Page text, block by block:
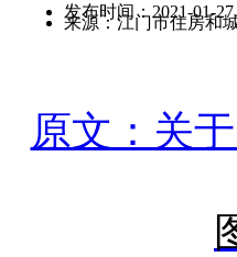
发布时间：2021-01-27
来源：江门市住房和
原文：关